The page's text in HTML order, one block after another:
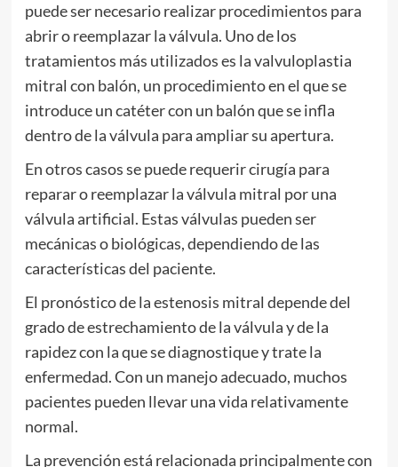
puede ser necesario realizar procedimientos para
abrir o reemplazar la válvula. Uno de los
tratamientos más utilizados es la valvuloplastia
mitral con balón, un procedimiento en el que se
introduce un catéter con un balón que se infla
dentro de la válvula para ampliar su apertura.
En otros casos se puede requerir cirugía para
reparar o reemplazar la válvula mitral por una
válvula artificial. Estas válvulas pueden ser
mecánicas o biológicas, dependiendo de las
características del paciente.
El pronóstico de la estenosis mitral depende del
grado de estrechamiento de la válvula y de la
rapidez con la que se diagnostique y trate la
enfermedad. Con un manejo adecuado, muchos
pacientes pueden llevar una vida relativamente
normal.
La prevención está relacionada principalmente con